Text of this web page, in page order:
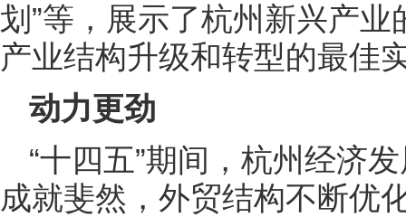
划”等，展示了杭州新兴产
产业结构升级和转型的最佳
动力更劲
“十四五”期间，杭州经济
成就斐然，外贸结构不断优